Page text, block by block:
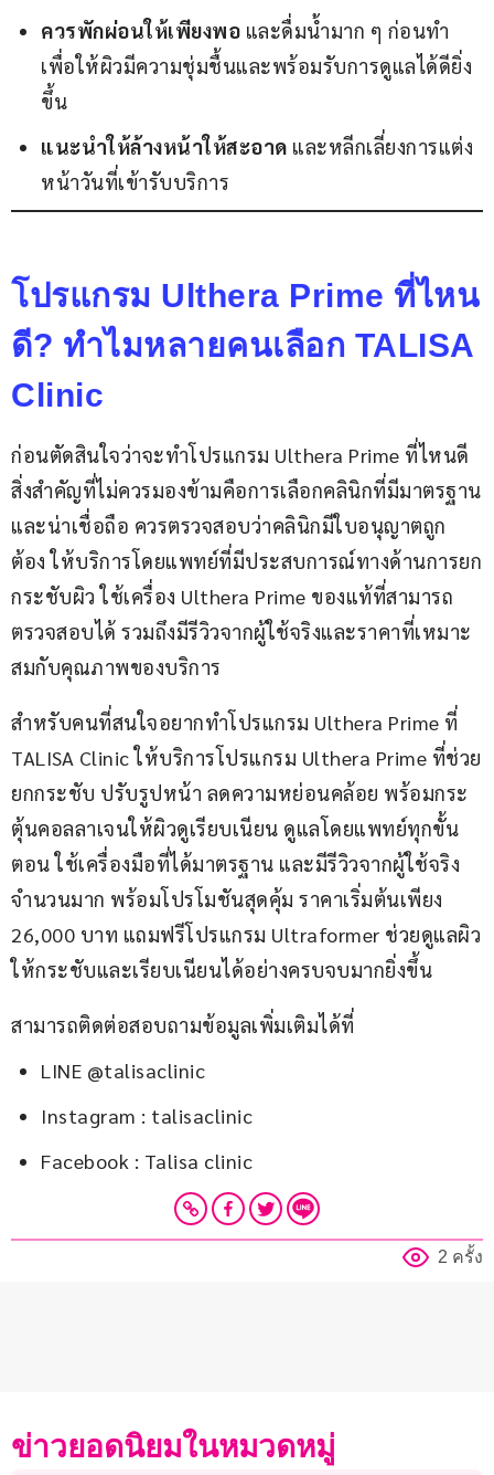
ควรพักผ่อนให้เพียงพอ และดื่มน้ำมาก ๆ ก่อนทำ
เพื่อให้ผิวมีความชุ่มชื้นและพร้อมรับการดูแลได้ดียิ่ง
ขึ้น
แนะนำให้ล้างหน้าให้สะอาด และหลีกเลี่ยงการแต่ง
หน้าวันที่เข้ารับบริการ
โปรแกรม Ulthera Prime ที่ไหน
ดี? ทำไมหลายคนเลือก TALISA
Clinic
ก่อนตัดสินใจว่าจะทำโปรแกรม Ulthera Prime ที่ไหนดี
สิ่งสำคัญที่ไม่ควรมองข้ามคือการเลือกคลินิกที่มีมาตรฐาน
และน่าเชื่อถือ ควรตรวจสอบว่าคลินิกมีใบอนุญาตถูก
ต้อง ให้บริการโดยแพทย์ที่มีประสบการณ์ทางด้านการยก
กระชับผิว ใช้เครื่อง Ulthera Prime ของแท้ที่สามารถ
ตรวจสอบได้ รวมถึงมีรีวิวจากผู้ใช้จริงและราคาที่เหมาะ
สมกับคุณภาพของบริการ
สำหรับคนที่สนใจอยากทำโปรแกรม Ulthera Prime ที่
TALISA Clinic ให้บริการโปรแกรม Ulthera Prime ที่ช่วย
ยกกระชับ ปรับรูปหน้า ลดความหย่อนคล้อย พร้อมกระ
ตุ้นคอลลาเจนให้ผิวดูเรียบเนียน ดูแลโดยแพทย์ทุกขั้น
ตอน ใช้เครื่องมือที่ได้มาตรฐาน และมีรีวิวจากผู้ใช้จริง
จำนวนมาก พร้อมโปรโมชันสุดคุ้ม ราคาเริ่มต้นเพียง
26,000 บาท แถมฟรีโปรแกรม Ultraformer ช่วยดูแลผิว
ให้กระชับและเรียบเนียนได้อย่างครบจบมากยิ่งขึ้น
สามารถติดต่อสอบถามข้อมูลเพิ่มเติมได้ที่
LINE @talisaclinic
Instagram : talisaclinic
Facebook : Talisa clinic
2 ครั้ง
ข่าวยอดนิยมในหมวดหมู่